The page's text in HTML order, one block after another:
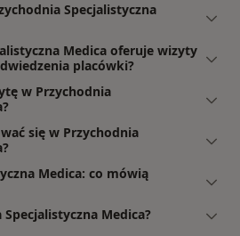
Specjalistyczna
Medica oferuje wizyty
placówki?
w Przychodnia
się w Przychodnia
Medica: co mówią
Medica?